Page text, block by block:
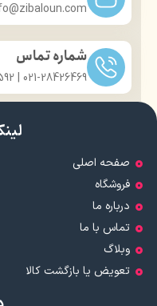
شماره تماس
021-28426469 | 031-33686592
صفحه اصلی
فروشگاه
درباره ما
تماس با ما
وبلاگ
تعویض یا بازگشت کالا